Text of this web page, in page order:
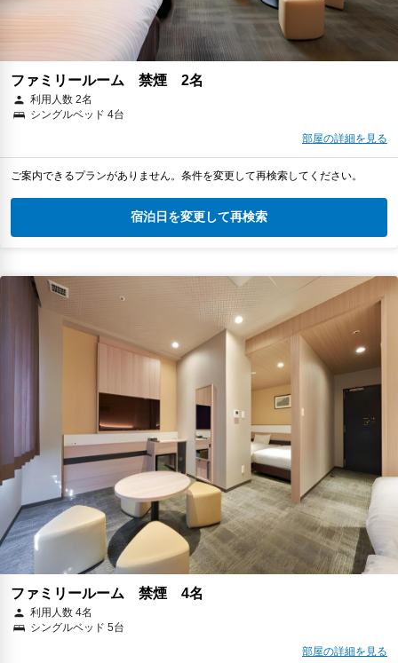
ファミリールーム 禁煙 2名
利用人数 2名
シングルベッド 4台
部屋の詳細を見る
ご案内できるプランがありません。条件を変更して再検索してください。
宿泊日を変更して再検索
ファミリールーム 禁煙 4名
利用人数 4名
シングルベッド 5台
部屋の詳細を見る